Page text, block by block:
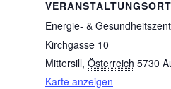
VERANSTALTUNGSORT
Energie- &
Kirchgasse 10
Mittersill, Österreich 5730
Karte anzeigen